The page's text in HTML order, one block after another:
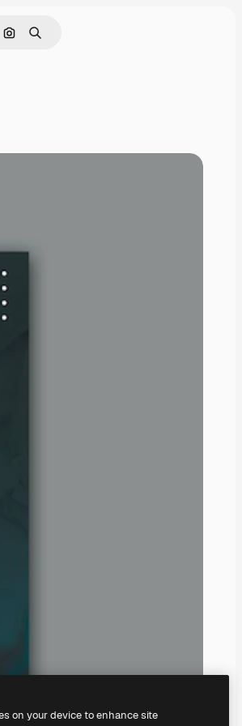
Pesquisar por imagem
Buscar
on your device to enhance site